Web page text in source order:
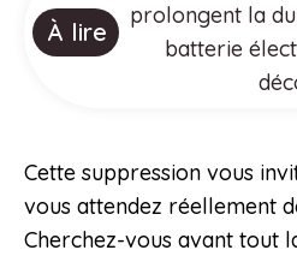
À lire
prolongent la
batterie
Cette suppression vous
vous attendez réellement
Cherchez-vous avant tout